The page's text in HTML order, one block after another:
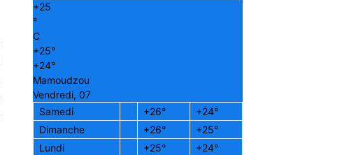
+25
°
C
+25°
+24°
Mamoudzou
Vendredi, 07
Samedi
+26° +24°
Dimanche
+26° +25°
Lundi
+25° +24°